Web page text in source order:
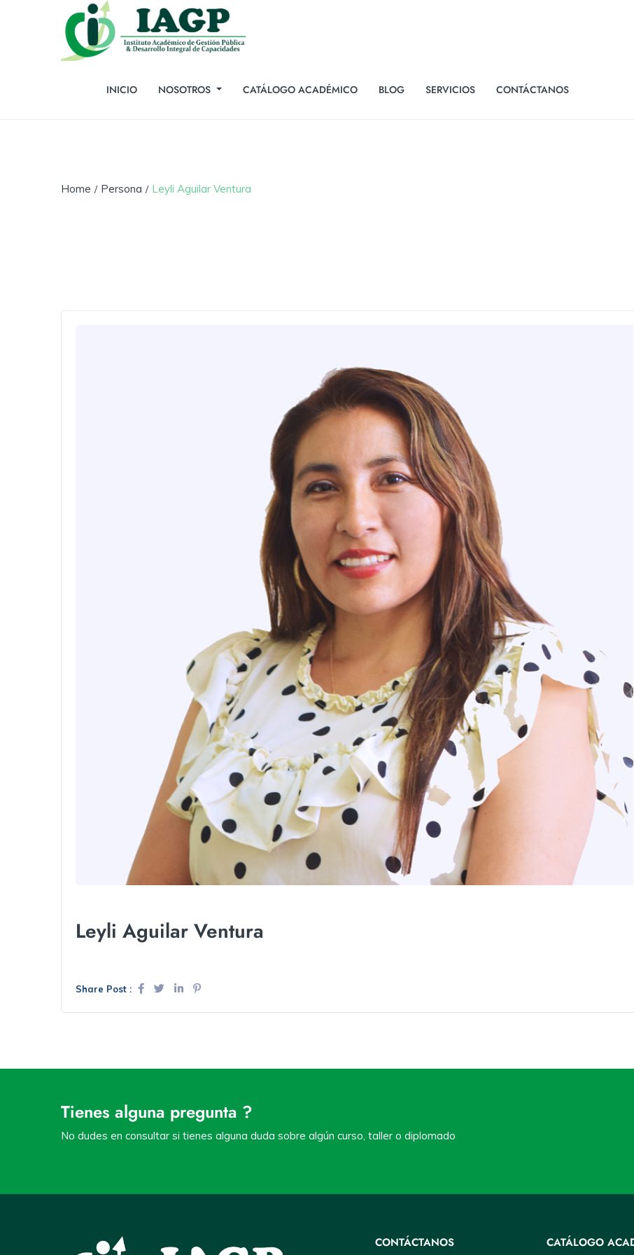
INICIO NOSOTROS CATÁLOGO ACADÉMICO BLOG SERVICIOS CONTÁCTANOS
Home Persona Leyli Aguilar Ventura
Leyli Aguilar Ventura
Share Post :
Tienes alguna pregunta ?
No dudes en consultar si tienes alguna duda sobre algún curso, taller o diplomado
CONTÁCTANOS CATÁLOGO